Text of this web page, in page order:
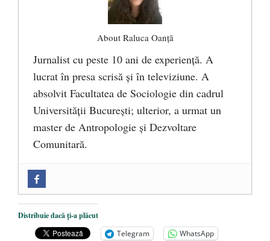
About Raluca Oanță
Jurnalist cu peste 10 ani de experiență. A
lucrat în presa scrisă și în televiziune. A
absolvit Facultatea de Sociologie din cadrul
Universității București; ulterior, a urmat un
master de Antropologie și Dezvoltare
Comunitară.
Mănăstirea „Sfânta Ana” Rohia. Părintele
Nicolae Steinhardt, comemorat la 102 ani
de la naștere - 29 iulie 2024
Distribuie dacă ți-a plăcut
Telegram
WhatsApp